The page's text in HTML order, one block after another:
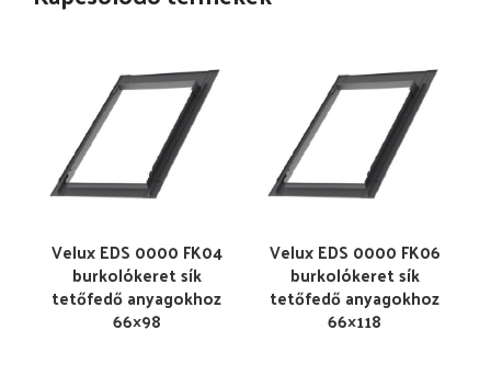
Velux EDS 0000 FK04
burkolókeret sík
tetőfedő anyagokhoz
66×98
Velux EDS 0000 FK06
burkolókeret sík
tetőfedő anyagokhoz
66×118